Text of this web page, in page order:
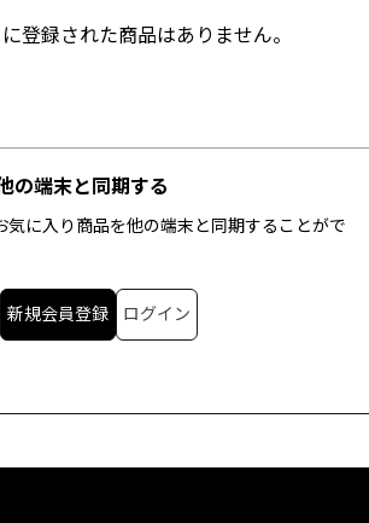
登録された商品はありません。
の端末と同期する
気に入り商品を他の端末と同期することがで
新規会員登録 ログイン